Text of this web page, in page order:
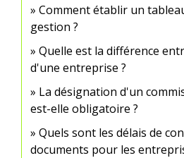
Comment établir un
gestion ?
Quelle est la différence
d'une entreprise ?
La désignation d'un
est-elle obligatoire ?
Quels sont les délais de
documents pour les